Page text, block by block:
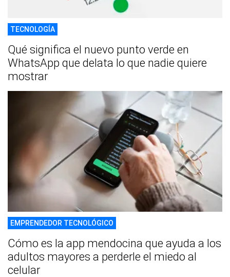
TECNOLOGÍA
Qué significa el nuevo punto verde en
WhatsApp que delata lo que nadie quiere
mostrar
EMPRENDEDOR TECNOLÓGICO
Cómo es la app mendocina que ayuda a los
adultos mayores a perderle el miedo al
celular